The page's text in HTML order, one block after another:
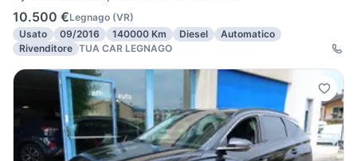
10.500 €Legnago (VR)
Usato
09/2016 140000 Km Diesel
Automatico
Rivenditore TUA CAR LEGNAGO